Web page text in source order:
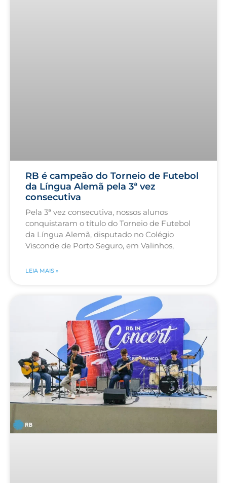
RB é campeão do Torneio de Futebol
da Língua Alemã pela 3ª vez
consecutiva
Pela 3ª vez consecutiva, nossos alunos
conquistaram o título do Torneio de Futebol
da Língua Alemã, disputado no Colégio
Visconde de Porto Seguro, em Valinhos,
LEIA MAIS »